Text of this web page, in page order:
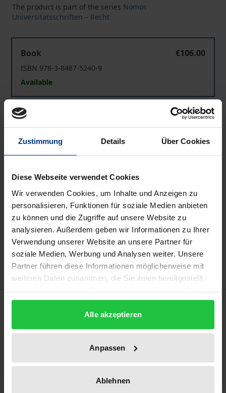
Zustimmung Details Über Cookies
Diese Webseite verwendet Cookies
Wir verwenden Cookies, um Inhalte und Anzeigen zu
personalisieren, Funktionen für soziale Medien anbieten
zu können und die Zugriffe auf unsere Website zu
analysieren. Außerdem geben wir Informationen zu Ihrer
Verwendung unserer Website an unsere Partner für
soziale Medien, Werbung und Analysen weiter. Unsere
Partner führen diese Informationen möglicherweise mit
weiteren Daten zusammen, die Sie ihnen bereitgestellt
gesammelt haben.
Alle akzeptieren
Anpassen
Ablehnen
The product is part of the series Nomos
Universitätsschriften – Recht
Book
€106.00
ISBN 978-3-8487-5240-9
Available
Terminierungsgebühren, Priority Pricing und
eBook
€106.00
Prices include VAT. Depending on the delivery address, VAT
may vary at checkout.
Add to Cart
Add to Wish List
Delivery cost notice
Description
How do we cope with increasing quantities of
electronic data while subjecting them to ever-
stricter legal standards? Is regulation with the goal
of net neutrality the right means to address limited